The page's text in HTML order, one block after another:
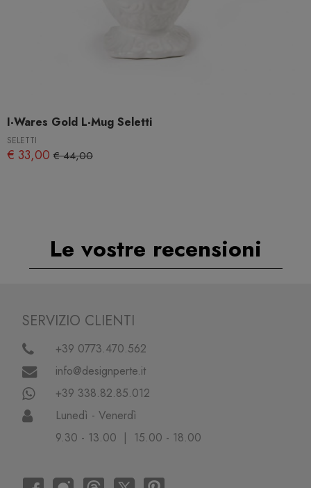
I-Wares Gold L-Mug Seletti
SELETTI
€ 33,00 € 44,00
Le vostre recensioni
SERVIZIO CLIENTI
+39 0773.470.562
info@designperte.it
+39 338.82.85.012
Lunedì - Venerdì
9.30 - 13.00 | 15.00 - 18.00